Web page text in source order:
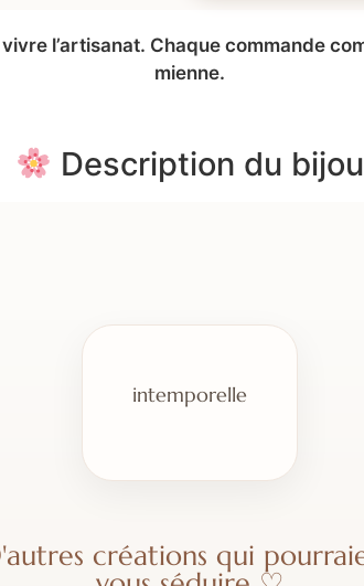
l’artisanat. Chaque commande
mienne.
Description du bijou
intemporelle
créations qui